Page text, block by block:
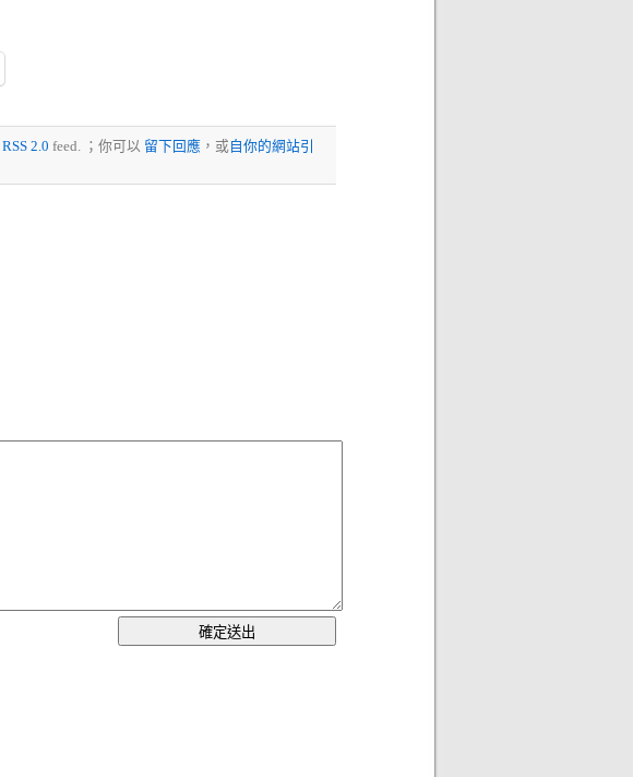
RSS 2.0 feed. ；你可以 留下回應 ，或 自你的網站引